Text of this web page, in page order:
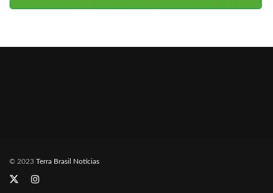
© 2023 Terra Brasil Notícias